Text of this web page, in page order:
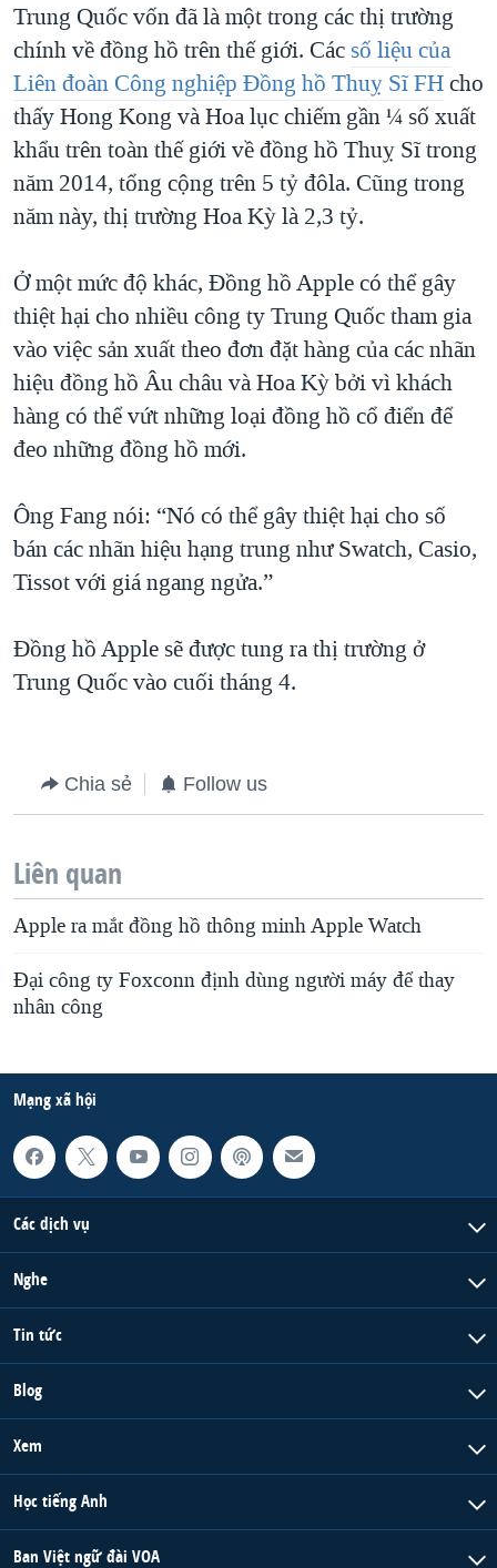
Trung Quốc vốn đã là một trong các thị trường
chính về đồng hồ trên thế giới. Các số liệu của
Liên đoàn Công nghiệp Đồng hồ Thuỵ Sĩ FHcho
thấy Hong Kong và Hoa lục chiếm gần ¼ số xuất
khẩu trên toàn thế giới về đồng hồ Thuỵ Sĩ trong
năm 2014, tổng cộng trên 5 tỷ đôla. Cũng trong
năm này, thị trường Hoa Kỳ là 2,3 tỷ.
Ở một mức độ khác, Đồng hồ Apple có thể gây
thiệt hại cho nhiều công ty Trung Quốc tham gia
vào việc sản xuất theo đơn đặt hàng của các nhãn
hiệu đồng hồ Âu châu và Hoa Kỳ bởi vì khách
hàng có thể vứt những loại đồng hồ cổ điển để
đeo những đồng hồ mới.
Ông Fang nói: “Nó có thể gây thiệt hại cho số
bán các nhãn hiệu hạng trung như Swatch, Casio,
Tissot với giá ngang ngửa.”
Đồng hồ Apple sẽ được tung ra thị trường ở
Trung Quốc vào cuối tháng 4.
Chia sẻ Follow us
Liên quan
Apple ra mắt đồng hồ thông minh Apple Watch
Đại công ty Foxconn định dùng người máy để thay
nhân công
Mạng xã hội
Các dịch vụ
Nghe
Tin tức
Blog
Xem
Học tiếng Anh
Ban Việt ngữ đài VOA